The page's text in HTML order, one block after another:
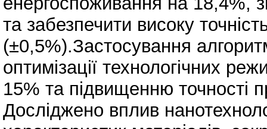
та забезпечити високу
(±0,5%).Застосування
оптимізації технологічних
15% та підвищенню точності
Досліджено вплив